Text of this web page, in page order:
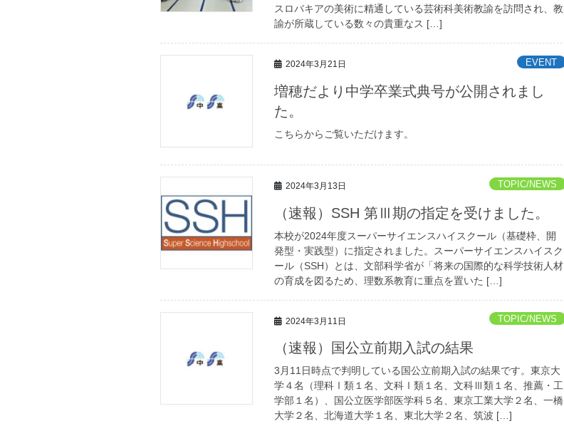
スロバキアの美術に精通している芸術科美術教諭を訪問され、教
諭が所蔵している数々の貴重なス […]
2024年3月21日 EVENT
増穂だより中学卒業式典号が公開されまし
た。
こちらからご覧いただけます。
2024年3月13日 TOPIC/NEWS
（速報）SSH 第Ⅲ期の指定を受けました。
本校が2024年度スーパーサイエンスハイスクール（基礎枠、開
発型・実践型）に指定されました。スーパーサイエンスハイスク
ール（SSH）とは、文部科学省が「将来の国際的な科学技術人材
の育成を図るため、理数系教育に重点を置いた […]
2024年3月11日 TOPIC/NEWS
（速報）国公立前期入試の結果
3月11日時点で判明している国公立前期入試の結果です。東京大
学４名（理科Ⅰ類１名、文科Ⅰ類１名、文科Ⅲ類１名、推薦・工
学部１名）、国公立医学部医学科５名、東京工業大学２名、一橋
大学２名、北海道大学１名、東北大学２名、筑波 […]